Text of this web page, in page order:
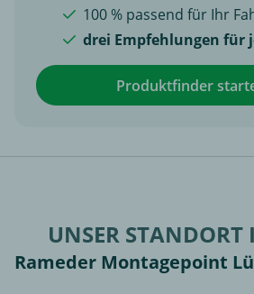
100 % passend für Ihr
drei Empfehlungen für
Produktfinder
UNSER
Rameder Montagepoint